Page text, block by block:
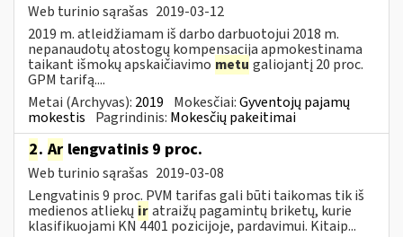
Web turinio sąrašas 2019-03-12
2019 m. atleidžiamam iš darbo darbuotojui 2018 m.
nepanaudotų atostogų kompensacija apmokestinama
taikant išmokų apskaičiavimo metu galiojantį 20 proc.
GPM tarifą....
Metai (Archyvas): 2019 Mokesčiai:Gyventojų pajamų
mokestis Pagrindinis: Mokesčių pakeitimai
2. Ar lengvatinis 9 proc.
Web turinio sąrašas 2019-03-08
Lengvatinis 9 proc. PVM tarifas gali būti taikomas tik iš
medienos atliekų iratraižų pagamintų briketų, kurie
klasifikuojami KN 4401 pozicijoje, pardavimui. Kitaip...